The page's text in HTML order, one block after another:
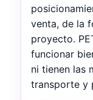
venta, de la
proyecto.
funcionar
ni tienen las
transporte y